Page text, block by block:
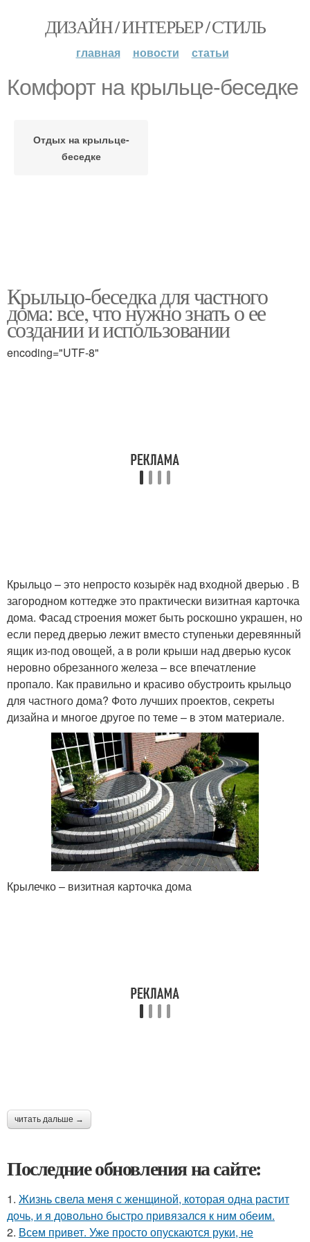
ДИЗАЙН / ИНТЕРЬЕР / СТИЛЬ
главная новости статьи
Комфорт на крыльце-беседке
Отдых на крыльце-
беседке
Крыльцо-беседка для частного
дома: все, что нужно знать о ее
создании и использовании
encoding="UTF-8"
Крыльцо – это непросто козырёк над входной дверью . В
загородном коттедже это практически визитная карточка
дома. Фасад строения может быть роскошно украшен, но
если перед дверью лежит вместо ступеньки деревянный
ящик из-под овощей, а в роли крыши над дверью кусок
неровно обрезанного железа – все впечатление
пропало. Как правильно и красиво обустроить крыльцо
для частного дома? Фото лучших проектов, секреты
дизайна и многое другое по теме – в этом материале.
Крылечко – визитная карточка дома
читать дальше →
Последние обновления на сайте:
1. Жизнь свела меня с женщиной, которая одна растит
дочь, и я довольно быстро привязался к ним обеим.
2. Всем привет. Уже просто опускаются руки, не